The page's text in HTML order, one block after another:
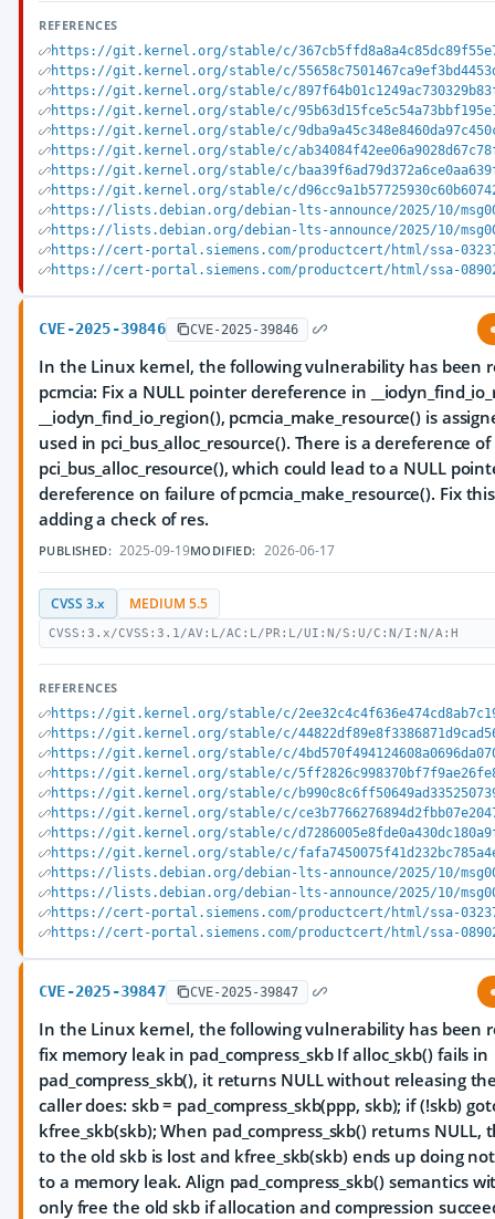
REFERENCES
https://git.kernel.org/stable/c/
https://git.kernel.org/stable/c/
https://git.kernel.org/stable/c/
https://git.kernel.org/stable/c/
https://git.kernel.org/stable/c/
https://git.kernel.org/stable/c/
https://git.kernel.org/stable/c/
https://git.kernel.org/stable/c/
https://lists.debian.org/debian-lts-announce/2025/10/
https://lists.debian.org/debian-lts-announce/2025/10/
https://cert-portal.siemens.com/productcert/html/ssa-
https://cert-portal.siemens.com/productcert/html/ssa-
CVE-2025-39846 CVE-2025-39846
In the Linux kernel, the following vulnerability has been
pcmcia: Fix a NULL pointer dereference in
__iodyn_find_io_region(), pcmcia_make_resource() is
used in pci_bus_alloc_resource(). There is a dereference
pci_bus_alloc_resource(), which could lead to a NULL
dereference on failure of pcmcia_make_resource(). Fix
adding a check of res.
PUBLISHED: 2025-09-19MODIFIED: 2026-06-17
CVSS 3.x MEDIUM 5.5
CVSS:3.x/CVSS:3.1/AV:L/AC:L/PR:L/UI:N/S:U/C:N/I:N/A:H
REFERENCES
https://git.kernel.org/stable/c/
https://git.kernel.org/stable/c/
https://git.kernel.org/stable/c/
https://git.kernel.org/stable/c/
https://git.kernel.org/stable/c/
https://git.kernel.org/stable/c/
https://git.kernel.org/stable/c/
https://git.kernel.org/stable/c/
https://lists.debian.org/debian-lts-announce/2025/10/
https://lists.debian.org/debian-lts-announce/2025/10/
https://cert-portal.siemens.com/productcert/html/ssa-
https://cert-portal.siemens.com/productcert/html/ssa-
CVE-2025-39847 CVE-2025-39847
In the Linux kernel, the following vulnerability has been
fix memory leak in pad_compress_skb If alloc_skb() fails in
pad_compress_skb(), it returns NULL without releasing
caller does: skb = pad_compress_skb(ppp, skb); if (!skb)
kfree_skb(skb); When pad_compress_skb() returns NULL,
to the old skb is lost and kfree_skb(skb) ends up doing
to a memory leak. Align pad_compress_skb() semantics
only free the old skb if allocation and compression